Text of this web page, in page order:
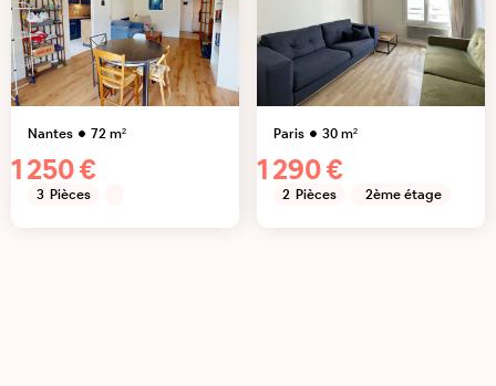
Nantes 72m²
1 250 €
3 Pièces
Paris 30m²
1 290 €
2 Pièces 2ème étage